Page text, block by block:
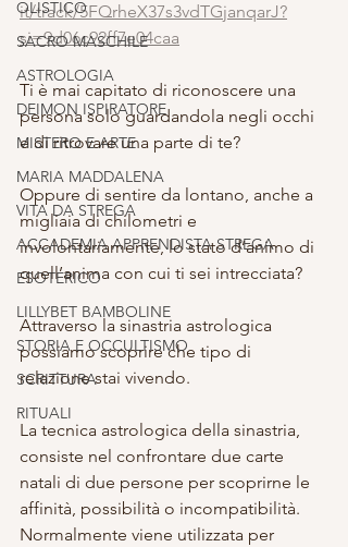
OLISTICO
SACRO MASCHILE
ASTROLOGIA
DEIMON ISPIRATORE
MISTERO E ARTE
MARIA MADDALENA
VITA DA STREGA
ACCADEMIA APPRENDISTA STREGA
ESOTERICO
LILLYBET BAMBOLINE
STORIA E OCCULTISMO
SCRITTURA
RITUALI
it/track/5FQrheX37s3vdTGjanqarJ?
si=9d06c92ff7e04caa
Ti è mai capitato di riconoscere una
persona solo guardandola negli occhi
e di ritrovare una parte di te?
Oppure di sentire da lontano, anche a
migliaia di chilometri e
involontariamente, lo stato d’animo di
quell’anima con cui ti sei intrecciata?
Attraverso la sinastria astrologica
possiamo scoprire che tipo di
relazione stai vivendo.
La tecnica astrologica della sinastria,
consiste nel confrontare due carte
natali di due persone per scoprirne le
affinità, possibilità o incompatibilità.
Normalmente viene utilizzata per